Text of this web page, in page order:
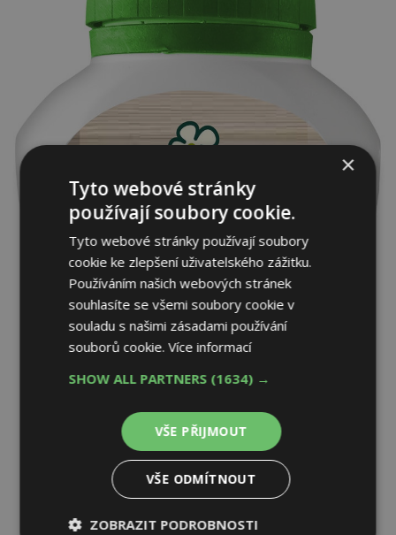
×
Tyto webové stránky
používají soubory cookie.
Tyto webové stránky používají soubory
cookie ke zlepšení uživatelského zážitku.
Používáním našich webových stránek
souhlasíte se všemi soubory cookie v
souladu s našimi zásadami používání
souborů cookie.Více informací
SHOW ALL PARTNERS (1634) →
VŠE PŘIJMOUT
VŠE ODMÍTNOUT
ZOBRAZIT PODROBNOSTI